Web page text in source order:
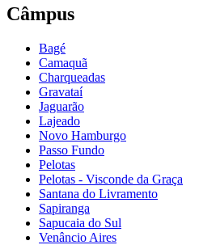
Câmpus
Bagé
Camaquã
Charqueadas
Gravataí
Jaguarão
Lajeado
Novo Hamburgo
Passo Fundo
Pelotas
Pelotas - Visconde da Graça
Santana do Livramento
Sapiranga
Sapucaia do Sul
Venâncio Aires